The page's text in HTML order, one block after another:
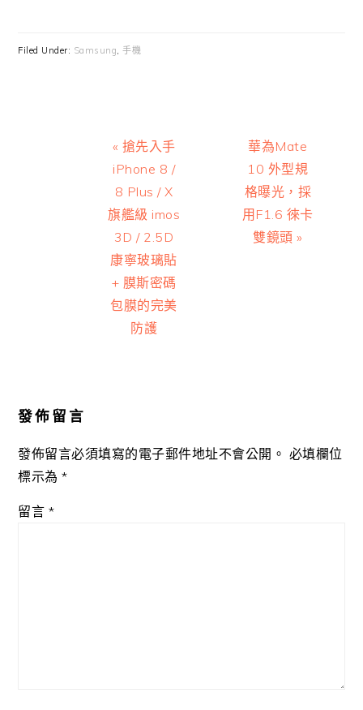
Filed Under: Samsung ,手機
Previous
Post:
« 搶先入手
iPhone 8 /
8 Plus / X
旗艦級 imos
3D / 2.5D
康寧玻璃貼
+ 膜斯密碼
包膜的完美
防護
Next
Post:
華為Mate
10 外型規
格曝光，採
用F1.6 徠卡
雙鏡頭 »
發佈留言
發佈留言必須填寫的電子郵件地址不會公開。 必填欄位
標示為*
留言 *